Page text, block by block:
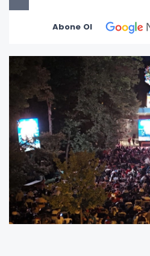
Abone Ol